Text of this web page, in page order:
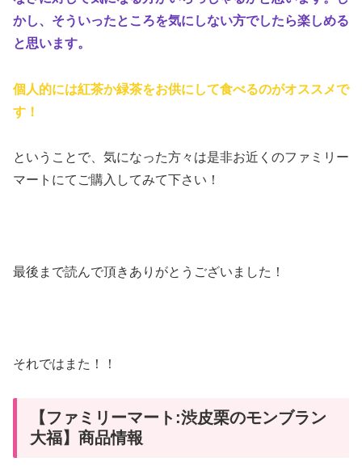
かし、そういったところを気にしない方でしたら楽しめる
と思います。
個人的には紅茶か緑茶をお供にして食べるのがオススメで
す！
ということで、気になった方々は是非お近くのファミリー
マートにてご購入してみて下さい！
最後まで読んで頂きありがとうございました！
それではまた！！
【ファミリーマート:渋皮栗のモンブラン
大福】商品情報